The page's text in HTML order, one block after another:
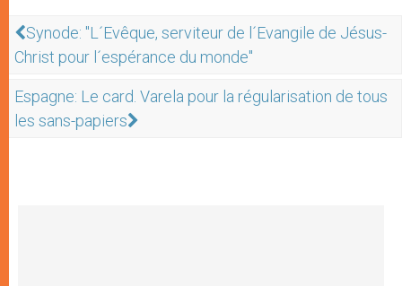
Synode: "L´Evêque, serviteur de l´Evangile de Jésus-
Christ pour l´espérance du monde"
Espagne: Le card. Varela pour la régularisation de tous
les sans-papiers